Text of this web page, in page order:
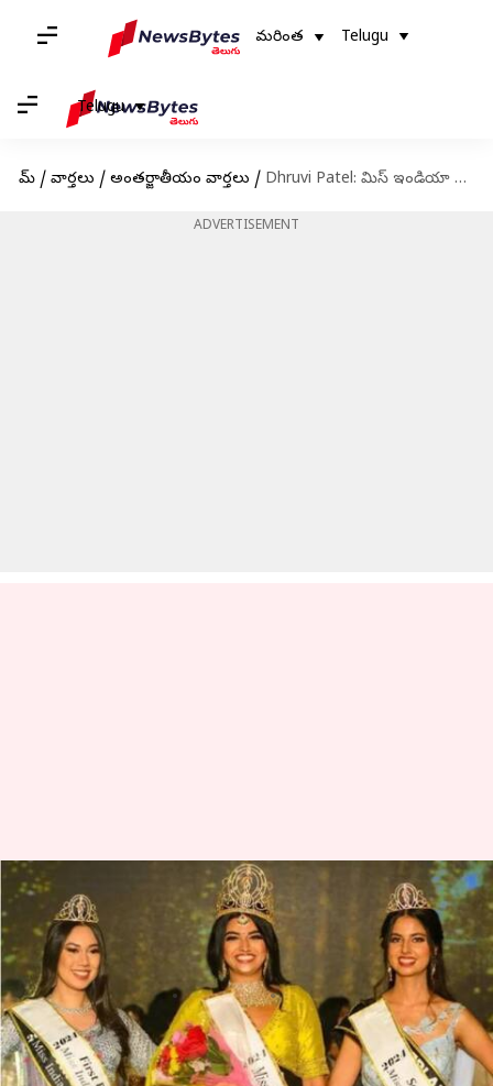
మరింత Telugu
Telugu
హోమ్ / వార్తలు / అంతర్జాతీయం వార్తలు / Dhruvi Patel: మిస్ ఇండియా వరల్డ్‌వైడ్ 2024 విజేతగా అమెరికాకు చెందిన ధ్రువి పటేల్
ADVERTISEMENT
Dhruvi Patel: మిస్ ఇండియా
వరల్డ్‌వైడ్ 2024 విజేతగా అమెరికాకు
చెందిన ధ్రువి పటేల్
వ్రాసిన వారు Sirish Praharaju Sep 20, 2024 09:59 am
ఈ వార్తాకథనం ఏంటి